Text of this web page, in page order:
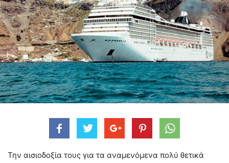
Την αισιοδοξία τους για τα αναμενόμενα πολύ θετικά